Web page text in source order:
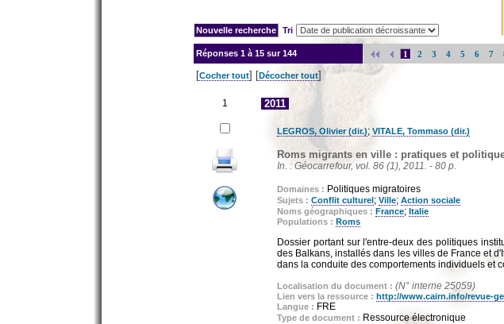
Tri
Réponses 1 à 15 sur 144 1 2 3 4 5 6 7
[Cocher tout] [Décocher tout]
1 2011
LEGROS, Olivier (dir.); VITALE, Tommaso (dir.)
Roms migrants en ville : pratiques et
In. : Géocarrefour, vol. 86 (1), 2011. - 80 p.
Domaines : Politiques migratoires
Sujets : Conflit culturel; Ville; Action sociale
Noms géographiques : France; Italie
Populations : Roms
Dossier portant sur l'entre-deux des politiques
des Balkans, installés dans les villes de France et
dans la conduite des comportements individuels et
Localisation du document : (N° interne 25059)
Lien vers la ressource : http://www.cairn.info/revue-
Langue : FRE
Type de document : Ressource électronique